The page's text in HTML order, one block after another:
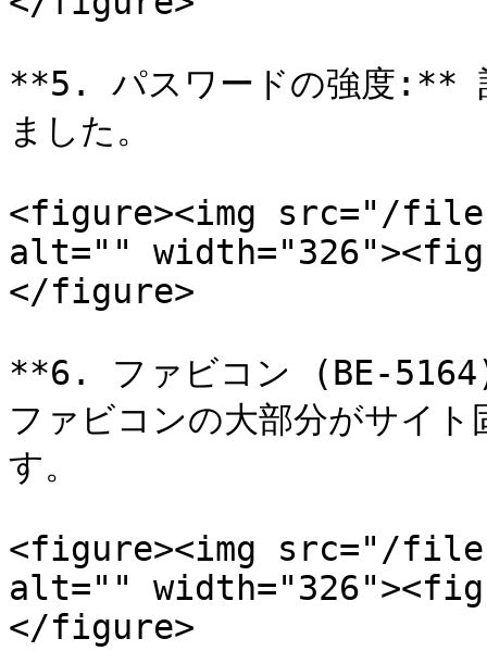
**5. パスワードの強度:**
ました。
<figure><img src="/
alt=""
</figure>
**6. ファビコン (BE-
ファビコンの大部分がサイ
す。
<figure><img src="/files/
alt=""
</figure>